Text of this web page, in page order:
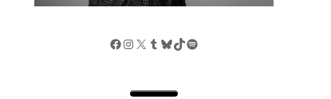
Facebook
Instagram
X Tumblr
Bluesky
TikTokSpotify